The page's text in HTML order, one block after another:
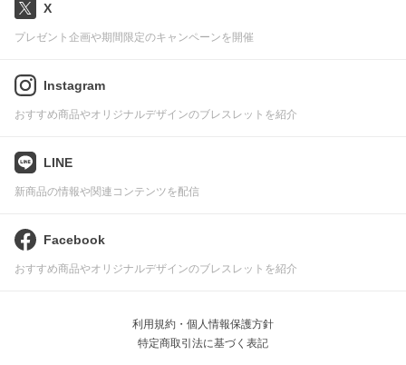
X
プレゼント企画や期間限定のキャンペーンを開催
Instagram
おすすめ商品やオリジナルデザインのブレスレットを紹介
LINE
新商品の情報や関連コンテンツを配信
Facebook
おすすめ商品やオリジナルデザインのブレスレットを紹介
利用規約・個人情報保護方針
特定商取引法に基づく表記